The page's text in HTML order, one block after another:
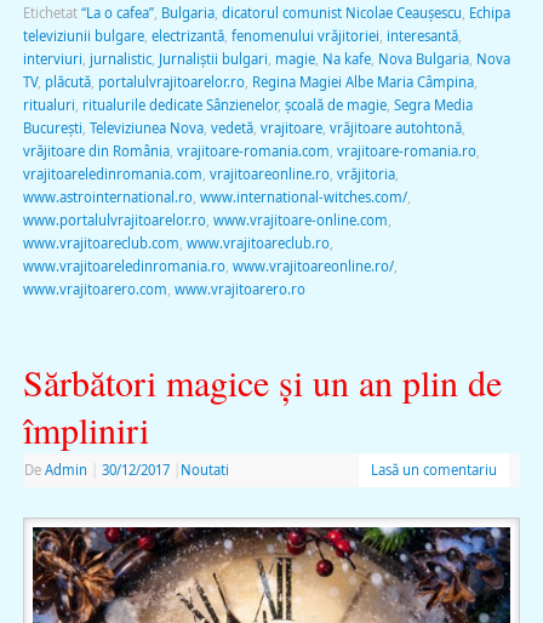
Etichetat “La o cafea”, Bulgaria, dicatorul comunist Nicolae Ceauşescu Echipa
televiziunii bulgare, electrizantă, fenomenului vrăjitoriei interesantă,
interviuri jurnalistic, Jurnaliştii bulgari magie, Na kafe, Nova Bulgaria, Nova
TV, plăcută, portalulvrajitoarelor.ro, Regina Magiei Albe Maria Câmpina,
ritualuri ritualurile dedicate Sânzienelor, şcoală de magie, Segra Media
Bucureşti Televiziunea Nova, vedetă, vrajitoare, vrăjitoare autohtonă,
vrăjitoare din România, vrajitoare-romania.com vrajitoare-romania.ro,
vrajitoareledinromania.com vrajitoareonline.ro, vrăjitoria,
www.astrointernational.ro, www.international-witches.com/,
www.portalulvrajitoarelor.ro, www.vrajitoare-online.com
www.vrajitoareclub.com www.vrajitoareclub.ro,
www.vrajitoareledinromania.ro, www.vrajitoareonline.ro/,
www.vrajitoarero.com www.vrajitoarero.ro
Sărbători magice și un an plin de
împliniri
De Admin 30/12/2017 Noutati Lasă un comentariu